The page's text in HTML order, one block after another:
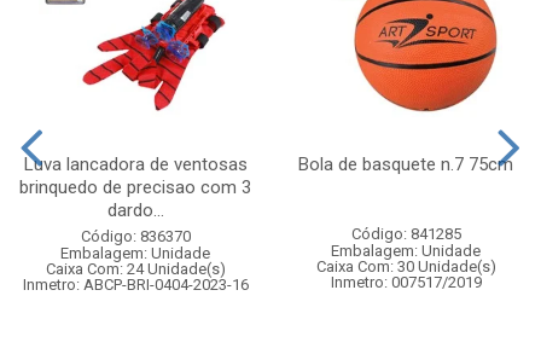
Luva lancadora de ventosas
brinquedo de precisao com 3
dardo...
Código: 836370
Embalagem: Unidade
Caixa Com: 24 Unidade(s)
Inmetro: ABCP-BRI-0404-2023-16
Bola de basquete n.7 75cm
Código: 841285
Embalagem: Unidade
Caixa Com: 30 Unidade(s)
Inmetro: 007517/2019